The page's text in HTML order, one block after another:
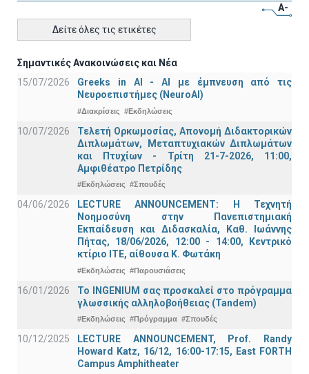
A-
Δείτε όλες τις ετικέτες
Σημαντικές Ανακοινώσεις και Νέα
15/07/2026
Greeks in AI - ΑΙ με έμπνευση από τις
Νευροεπιστήμες (NeuroAI)
#Διακρίσεις #Εκδηλώσεις
10/07/2026
Τελετή Ορκωμοσίας, Απονομή Διδακτορικών
Διπλωμάτων, Μεταπτυχιακών Διπλωμάτων
και Πτυχίων - Τρίτη 21-7-2026, 11:00,
Αμφιθέατρο Πετρίδης
#Εκδηλώσεις #Σπουδές
04/06/2026
LECTURE ANNOUNCEMENT: Η Τεχνητή
Νοημοσύνη στην Πανεπιστημιακή
Εκπαίδευση και Διδασκαλία, Καθ. Ιωάννης
Πήτας, 18/06/2026, 12:00 - 14:00, Κεντρικό
κτίριο ΙΤΕ, αίθουσα Κ. Φωτάκη
#Εκδηλώσεις #Παρουσιάσεις
16/01/2026
Το INGENIUM σας προσκαλεί στο πρόγραμμα
γλωσσικής αλληλοβοήθειας (Tandem)
#Εκδηλώσεις #Πρόγραμμα #Σπουδές
10/12/2025
LECTURE ANNOUNCEMENT, Prof. Randy
Howard Katz, 16/12, 16:00-17:15, East FORTH
Campus Amphitheater